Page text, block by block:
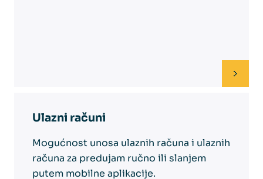
Ulazni računi
Mogućnost unosa ulaznih računa i ulaznih
računa za predujam ručno ili slanjem
putem mobilne aplikacije.